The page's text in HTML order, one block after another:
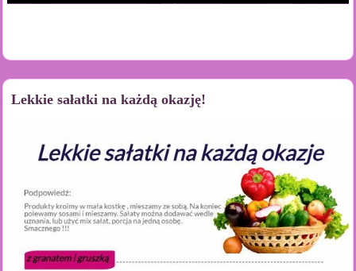
Lekkie sałatki na każdą okazję!